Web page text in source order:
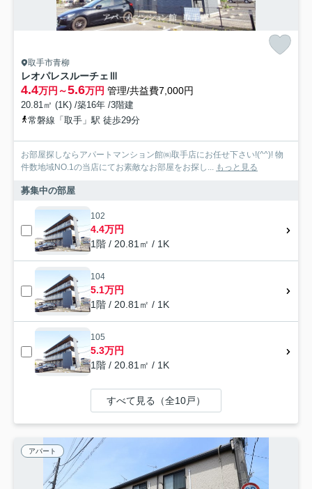
取手市青柳
レオパレスルーチェⅢ
4.4万円～5.6万円 管理/共益費7,000円
20.81㎡ (1K) /築16年 /3階建
常磐線「取手」駅 徒歩29分
お部屋探しならアパートマンション館㈱取手店にお任せ下さい!(^^)! 物
件数地域NO.1の当店にてお素敵なお部屋をお探し... もっと見る
募集中の部屋
102
4.4万円
1階 / 20.81㎡ / 1K
104
5.1万円
1階 / 20.81㎡ / 1K
105
5.3万円
1階 / 20.81㎡ / 1K
すべて見る（全10戸）
アパート